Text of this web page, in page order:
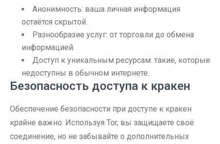
Анонимность: ваша личная информация
остаётся скрытой.
Разнообразие услуг: от торговли до обмена
информацией.
Доступ к уникальным ресурсам: такие, которые
недоступны в обычном интернете.
Безопасность доступа к кракен
Обеспечение безопасности при доступе к кракен
крайне важно. Используя Tor, вы защищаете своё
соединение, но не забывайте о дополнительных